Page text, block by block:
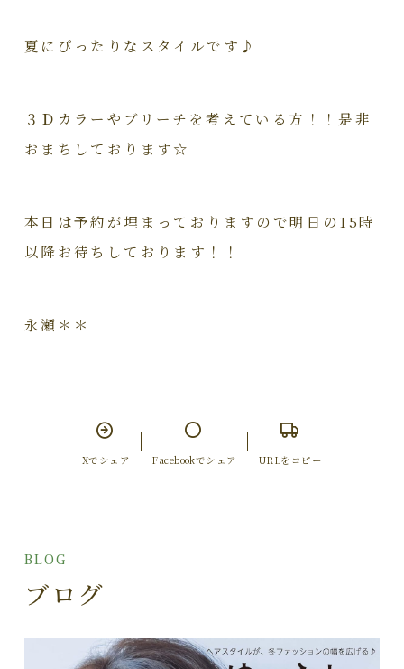
夏にぴったりなスタイルです♪
３Ｄカラーやブリーチを考えている方！！是非
おまちしております☆
本日は予約が埋まっておりますので明日の15時
以降お待ちしております！！
永瀬＊＊
Xでシェア Facebookでシェア URLをコピー
BLOG
ブログ